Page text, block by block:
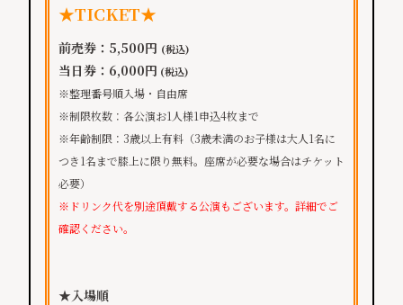
★TICKET★
前売券：5,500円 (税込)
当日券：6,000円 (税込)
※整理番号順入場・自由席
※制限枚数：各公演お1人様1申込4枚まで
※年齢制限：3歳以上有料（3歳未満のお子様は大人1名に
つき1名まで膝上に限り無料。座席が必要な場合はチケット
必要）
※ドリンク代を別途頂戴する公演もございます。詳細でご
確認ください。
★入場順